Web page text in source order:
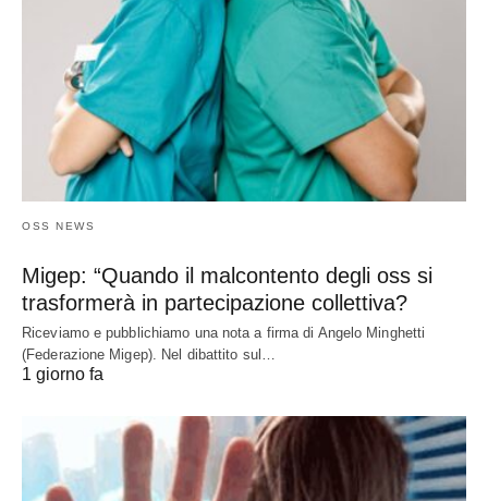
OSS NEWS
Migep: “Quando il malcontento degli oss si
trasformerà in partecipazione collettiva?
Riceviamo e pubblichiamo una nota a firma di Angelo Minghetti
(Federazione Migep). Nel dibattito sul…
1 giorno fa